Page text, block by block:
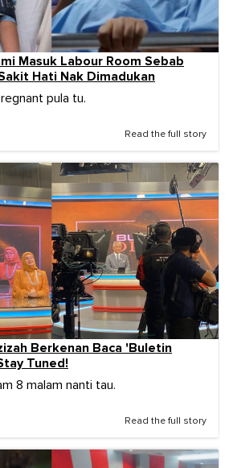
Masuk Labour Room Sebab
Hati Nak Dimadukan
pula tu.
Read the full story
Berkenan Baca 'Buletin
Tuned!
8 malam nanti tau.
Read the full story